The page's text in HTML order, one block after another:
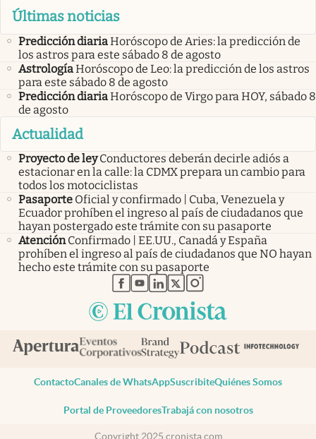
Últimas noticias
Predicción diariaHoróscopo de Aries: la predicción de
los astros para este sábado 8 de agosto
AstrologíaHoróscopo de Leo: la predicción de los astros
para este sábado 8 de agosto
Predicción diariaHoróscopo de Virgo para HOY, sábado 8
de agosto
Actualidad
Proyecto de ley Conductores deberán decirle adiós a
estacionar en la calle: la CDMX prepara un cambio para
todos los motociclistas
Pasaporte Oficial y confirmado | Cuba, Venezuela y
Ecuador prohíben el ingreso al país de ciudadanos que
hayan postergado este trámite con su pasaporte
Atención Confirmado | EE.UU., Canadá y España
prohíben el ingreso al país de ciudadanos que NO hayan
hecho este trámite con su pasaporte
abre en nueva pestaña
abre en nueva pestaña
abre en nueva pestaña
abre en nueva pestaña
abre en nueva pestaña
ContactoCanales de WhatsAppSuscribiteQuiénes Somos
Portal de ProveedoresTrabajá con nosotros
Copyright 2025 cronista.com